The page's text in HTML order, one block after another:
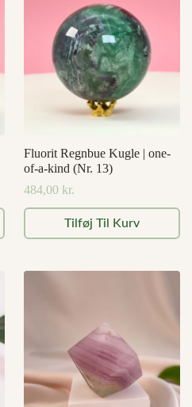
Fluorit Regnbue Kugle | one-
of-a-kind (Nr. 13)
484,00 kr.
Tilføj Til Kurv